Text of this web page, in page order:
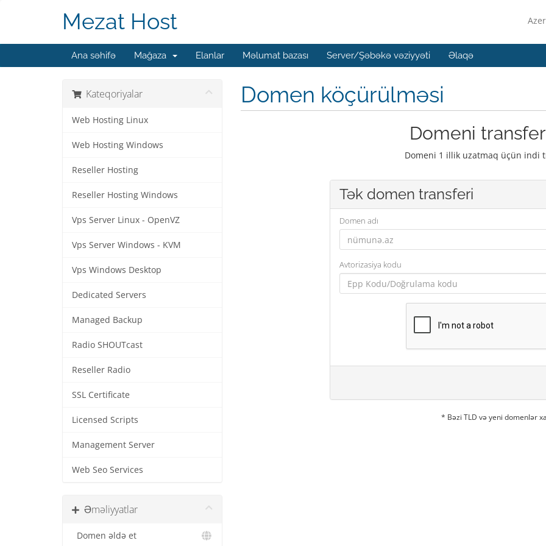
Mezat Host
Ana səhifə Mağaza Elanlar Məlumat bazası Server/Şəbəkə vəziyyəti Əlaqə
Kateqoriyalar
Web Hosting Linux
Web Hosting Windows
Reseller Hosting
Reseller Hosting Windows
Vps Server Linux - OpenVZ
Vps Server Windows - KVM
Vps Windows Desktop
Dedicated Servers
Managed Backup
Radio SHOUTcast
Reseller Radio
SSL Certificate
Licensed Scripts
Management Server
Web Seo Services
Əməliyyatlar
Domen əldə et
Domen köçürülməsi
Domeni
Domeni 1 illik uzatmaq üçün indi
Tək domen transferi
Domen adı
Avtorizasiya kodu
* Bəzi TLD və yeni domenlər